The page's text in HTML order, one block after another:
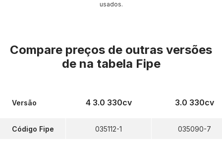
usados.
Compare preços de outras versões
de na tabela Fipe
Versão
Código Fipe
4 3.0 330cv
035112-1
3.0 330cv
035090-7